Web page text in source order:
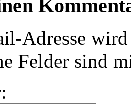
Adresse
Felder sind